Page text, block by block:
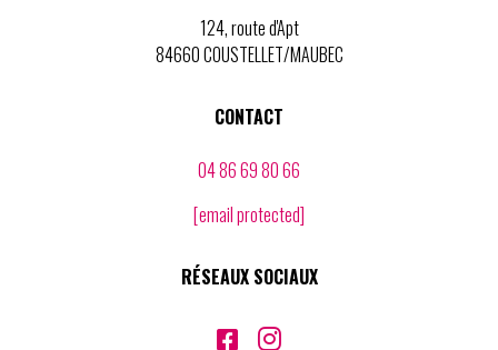
124, route d'Apt
84660 COUSTELLET/MAUBEC
CONTACT
04 86 69 80 66
[email protected]
RÉSEAUX SOCIAUX
 